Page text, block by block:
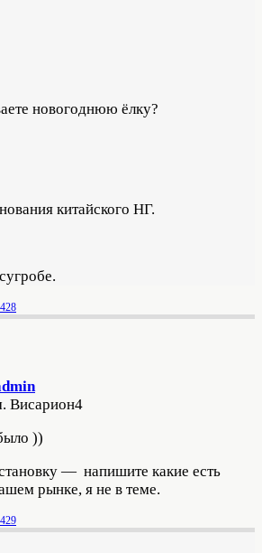
новогоднюю ёлку?
китайского НГ.
Висариoн4
))
— напишите какие есть
рынке, я не в теме.